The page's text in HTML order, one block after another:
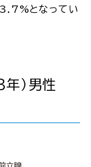
となってい
）男性